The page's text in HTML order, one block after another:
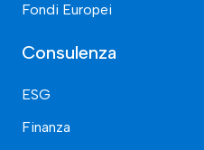
Fondi Europei
Consulenza
ESG
Finanza